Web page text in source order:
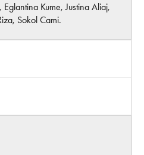
Kume, Justina Aliaj,
Sokol Cami.